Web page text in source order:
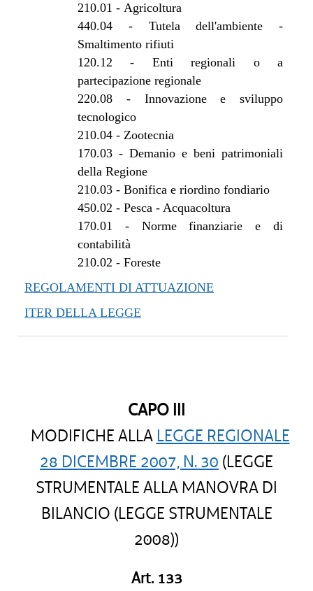
210.01 - Agricoltura
440.04- Tutela dell'ambiente -
Smaltimento rifiuti
120.12 - Enti regionali o a
partecipazione regionale
220.08- Innovazione e sviluppo
tecnologico
210.04- Zootecnia
170.03- Demanio e beni patrimoniali
della Regione
210.03- Bonifica e riordino fondiario
450.02 - Pesca - Acquacoltura
170.01 - Norme finanziarie e di
contabilità
210.02 - Foreste
REGOLAMENTI DI ATTUAZIONE
ITER DELLA LEGGE
CAPO III
MODIFICHE ALLA LEGGE REGIONALE
28 DICEMBRE 2007, N. 30 (LEGGE
STRUMENTALE ALLA MANOVRA DI
BILANCIO (LEGGE STRUMENTALE
2008))
Art. 133